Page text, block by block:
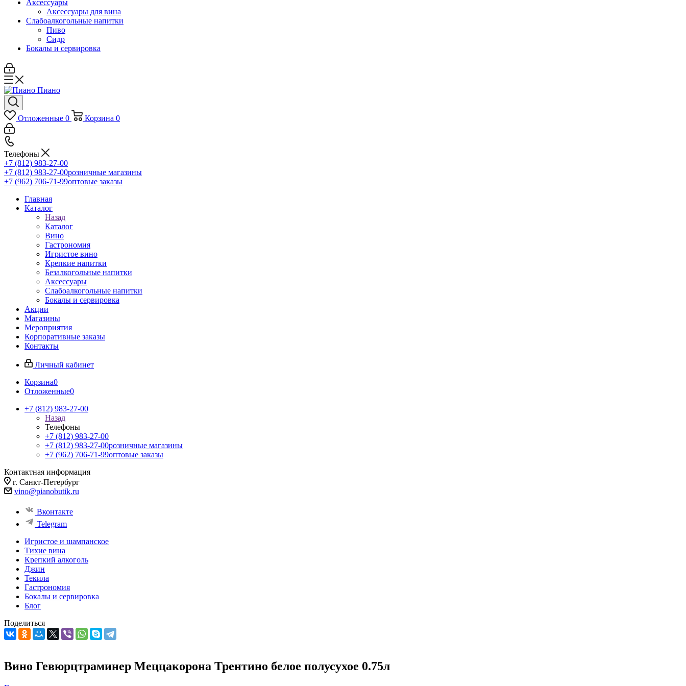
Аксессуары
Аксессуары для вина
Слабоалкогольные напитки
Пиво
Сидр
Бокалы и сервировка
Отложенные 0 Корзина 0
Телефоны
+7 (812) 983-27-00
+7 (812) 983-27-00розничные магазины
+7 (962) 706-71-99оптовые заказы
Главная
Каталог
Назад
Каталог
Вино
Гастрономия
Игристое вино
Крепкие напитки
Безалкогольные напитки
Аксессуары
Слабоалкогольные напитки
Бокалы и сервировка
Акции
Магазины
Мероприятия
Корпоративные заказы
Контакты
Личный кабинет
Корзина0
Отложенные0
+7 (812) 983-27-00
Назад
Телефоны
+7 (812) 983-27-00
+7 (812) 983-27-00розничные магазины
+7 (962) 706-71-99оптовые заказы
Контактная информация
г. Санкт-Петербург
vino@pianobutik.ru
Вконтакте
Telegram
Игристое и шампанское
Тихие вина
Крепкий алкоголь
Джин
Текила
Гастрономия
Бокалы и сервировка
Блог
Поделиться
Вино Гевюрцтраминер Меццакорона Трентино белое полусухое 0.75л